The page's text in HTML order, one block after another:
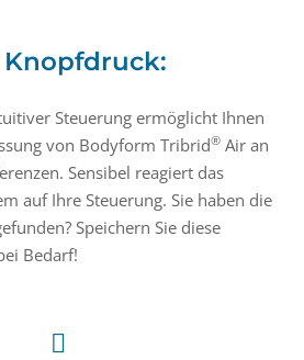
Steuerung ermöglicht Ihnen
von ­Bodyform Tribrid® Air an
Sensibel reagiert das
auf Ihre Steuerung. Sie haben die
Speichern Sie diese
Bedarf!